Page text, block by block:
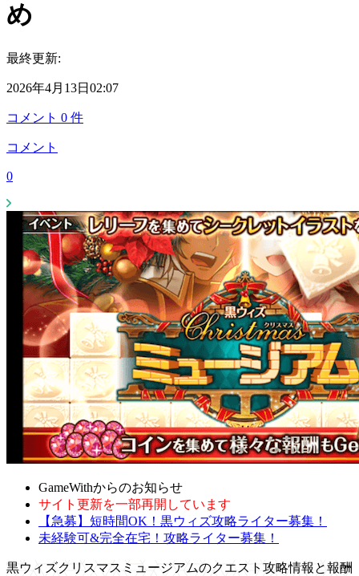
め
最終更新:
2026年4月13日02:07
コメント 0 件
コメント
0
GameWithからのお知らせ
サイト更新を一部再開しています
【急募】短時間OK！黒ウィズ攻略ライター募集！
未経験可&完全在宅！攻略ライター募集！
黒ウィズクリスマスミュージアムのクエスト攻略情報と報酬